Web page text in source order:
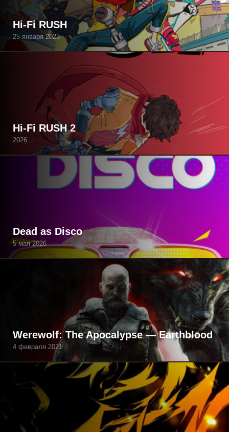
Hi-Fi RUSH
25 января 2023
Hi-Fi RUSH 2
2026
Dead as Disco
5 мая 2026
Werewolf: The Apocalypse — Earthblood
4 февраля 2021